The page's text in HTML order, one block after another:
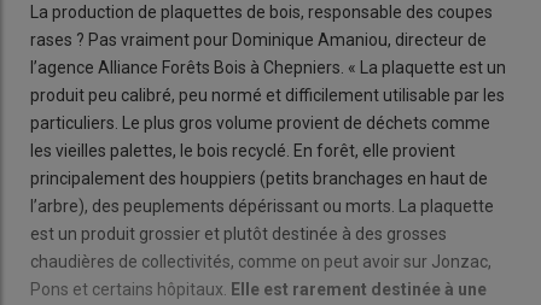
La production de plaquettes de bois, responsable des coupes
rases ? Pas vraiment pour Dominique Amaniou, directeur de
l’agence Alliance Forêts Bois à Chepniers. « La plaquette est un
produit peu calibré, peu normé et difficilement utilisable par les
particuliers. Le plus gros volume provient de déchets comme
les vieilles palettes, le bois recyclé. En forêt, elle provient
principalement des houppiers (petits branchages en haut de
l’arbre), des peuplements dépérissant ou morts. La plaquette
est un produit grossier et plutôt destinée à des grosses
chaudières de collectivités, comme on peut avoir sur Jonzac,
Pons et certains hôpitaux.
Elle est rarement destinée à une